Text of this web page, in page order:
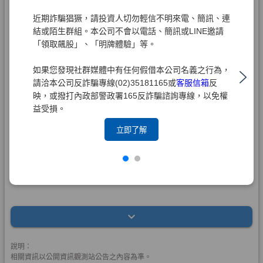
近期詐騙猖獗，請投資人切勿輕信不明來電、簡訊、連
結或陌生群組。本公司不會以電話、簡訊或LINE邀請
「領取飆股」、「明牌體驗」等。
如果您發現社群媒體中有任何假借本公司名義之行為，
請洽本公司反詐騙專線(02)35181165或客服信箱反
映，或撥打內政部警政署165反詐騙諮詢專線，以免權
益受損。
立即了解